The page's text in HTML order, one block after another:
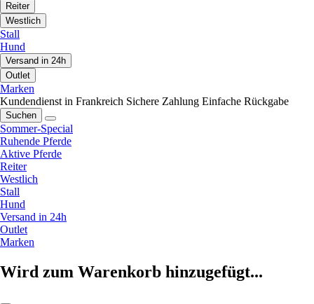
Reiter
Westlich
Stall
Hund
Versand in 24h
Outlet
Marken
Kundendienst in Frankreich Sichere Zahlung Einfache Rückgabe
Suchen
Sommer-Special
Ruhende Pferde
Aktive Pferde
Reiter
Westlich
Stall
Hund
Versand in 24h
Outlet
Marken
Wird zum Warenkorb hinzugefügt...